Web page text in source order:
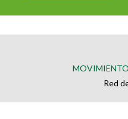
Red